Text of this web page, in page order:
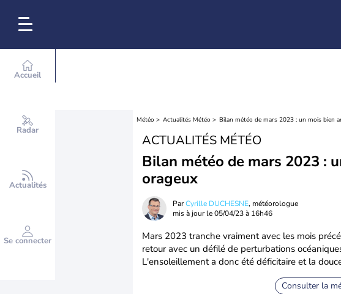
Accueil
Radar
Actualités
Se connecter
Météo Actualités Météo Bilan météo de mars 2023 : un mois bien
ACTUALITÉS MÉTÉO
Bilan météo de mars 2023 :
orageux
ParCyrille DUCHESNE, météorologue
mis à jour le05/04/23 à 16h46
Mars 2023 tranche vraiment avec les mois
retour avec un défilé de perturbations
L'ensoleillement a donc été déficitaire et la
Consulter la